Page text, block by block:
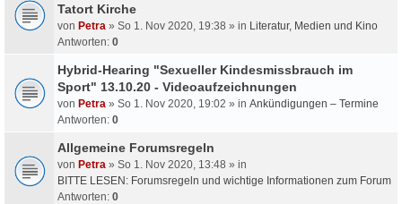
Tatort Kirche
von Petra » So 1. Nov 2020, 19:38 » in Literatur, Medien und Kino
Antworten: 0
Hybrid-Hearing "Sexueller Kindesmissbrauch im
Sport" 13.10.20 - Videoaufzeichnungen
von Petra » So 1. Nov 2020, 19:02 » in Ankündigungen – Termine
Antworten: 0
Allgemeine Forumsregeln
von Petra » So 1. Nov 2020, 13:48 » in
BITTE LESEN: Forumsregeln und wichtige Informationen zum Forum
Antworten: 0